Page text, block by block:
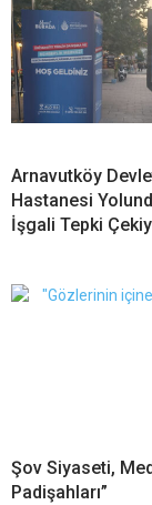
Arnavutköy
Hastanesi
İşgali Tepki
Şov Siyaseti,
Padişahları”